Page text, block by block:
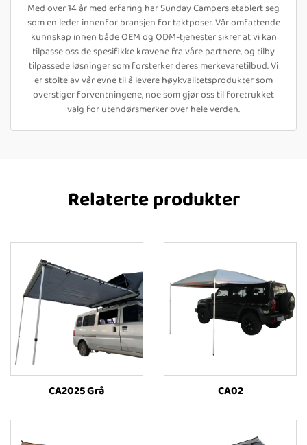
Med over 14 år med erfaring har Sunday Campers etablert seg
som en leder innenfor bransjen for taktposer. Vår omfattende
kunnskap innen både OEM og ODM-tjenester sikrer at vi kan
tilpasse oss de spesifikke kravene fra våre partnere, og tilby
tilpassede løsninger som forsterker deres merkevaretilbud. Vi
er stolte av vår evne til å levere høykvalitetsprodukter som
overstiger forventningene, noe som gjør oss til foretrukket
valg for utendørsmerker over hele verden.
Relaterte produkter
CA2025 Grå CA02